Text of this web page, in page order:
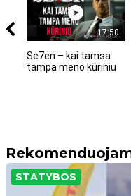
17:50
Se7en – kai tamsa
tampa meno kūriniu
STATYBOS